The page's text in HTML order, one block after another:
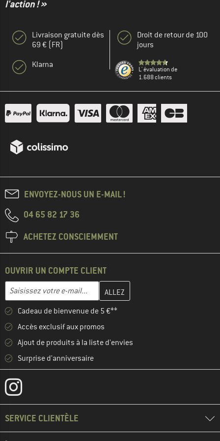
l'action ! »
Livraison gratuite dès
69 € (FR)
Klarna
Droit de retour de 100
jours
L' évaluation de
1.688 clients
ENVOYEZ-NOUS UN E-MAIL !
04 65 82 17 36
ACHETEZ CONSCIEMMENT
OUVRIR UN COMPTE CLIENT
Adresse e-mail
Entrez votre adresse e-mail ici et créez votre compte client à la
Cadeau de bienvenue de 5 €**
Accès exclusif aux promos
Ajout de produits à la liste d'envies
Surprise d'anniversaire
SERVICE CLIENTÈLE